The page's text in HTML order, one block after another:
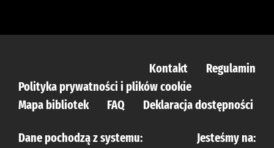
Kontakt
Regulamin
Polityka prywatności i plików cookie
Mapa bibliotek
FAQ Deklaracja dostępności
Dane pochodzą z systemu: Jesteśmy na: